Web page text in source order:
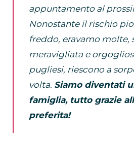
appuntamento al
Nonostante il rischio
freddo, eravamo molte,
meravigliata e
pugliesi, riescono a
volta. Siamo diventati
famiglia, tutto grazie
preferita!